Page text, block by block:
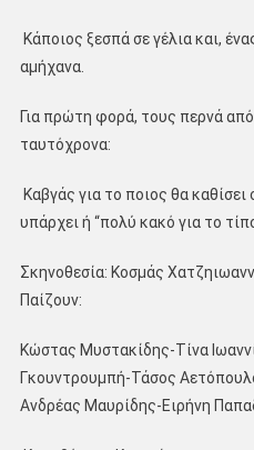
Κάποιος ξεσπά σε γέλια και,
αμήχανα.
Για πρώτη φορά, τους περνά
ταυτόχρονα:
Καβγάς για το ποιος θα
υπάρχει ή “πολύ κακό για το
Σκηνοθεσία: Κοσμάς
Παίζουν:
Κώστας Μυστακίδης-Τίνα
Γκουντρουμπή-Τάσος
Ανδρέας Μαυρίδης-Ειρήνη